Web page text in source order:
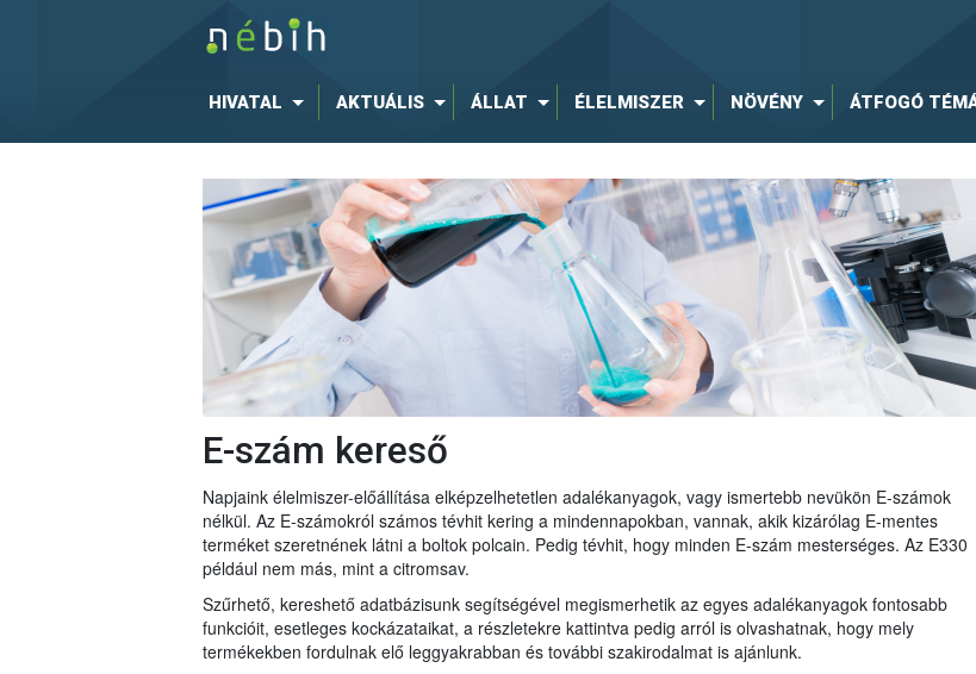
HIVATAL AKTUÁLIS ÁLLAT ÉLELMISZER NÖVÉNY ÁTFOGÓ
E-szám kereső
Napjaink élelmiszer-előállítása elképzelhetetlen adalékanyagok, vagy ismertebb nevükön E-számok
nélkül. Az E-számokról számos tévhit kering a mindennapokban, vannak, akik kizárólag E-mentes
terméket szeretnének látni a boltok polcain. Pedig tévhit, hogy minden E-szám mesterséges. Az E330
például nem más, mint a citromsav.
Szűrhető, kereshető adatbázisunk segítségével megismerhetik az egyes adalékanyagok fontosabb
funkcióit, esetleges kockázataikat, a részletekre kattintva pedig arról is olvashatnak, hogy mely
termékekben fordulnak elő leggyakrabban és további szakirodalmat is ajánlunk.